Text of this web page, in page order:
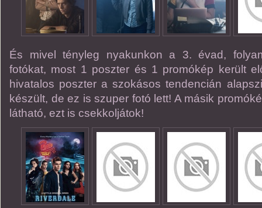
És mivel tényleg nyakunkon a 3. évad,
fotókat, most 1 poszter és 1 promókép került
hivatalos poszter a szokásos tendencián
készült, de ez is szuper fotó lett! A másik
látható, ezt is csekkoljátok!